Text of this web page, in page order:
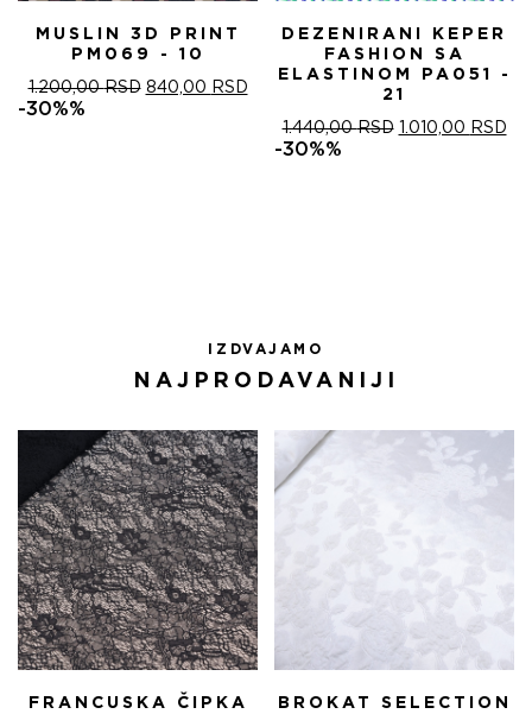
MUSLIN 3D PRINT
PM069 - 10
1.200,00RSD ОРИГИНАЛНА
840,00 RSDТРЕНУТНА
840,00 RSD.
-30%%
DEZENIRANI KEPER
FASHION SA
ELASTINOM PA051 -
21
1.440,00RSD ОРИГИНАЛНА
1.010,00 RSD
-30%%
IZDVAJAMO
NAJPRODAVANIJI
FRANCUSKA ČIPKA
BROKAT SELECTION